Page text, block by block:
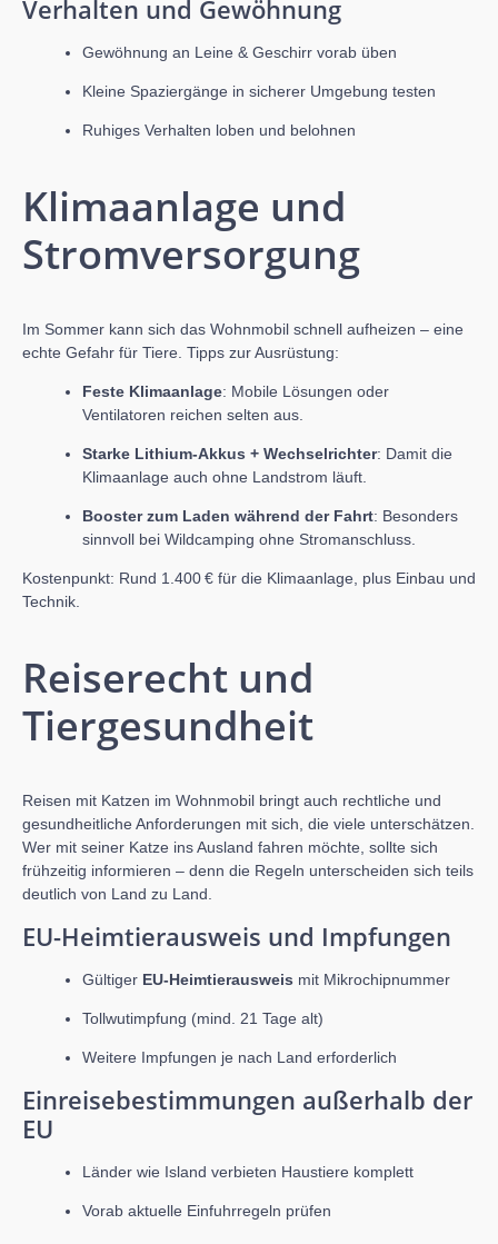
Verhalten und Gewöhnung
Gewöhnung an Leine & Geschirr vorab üben
Kleine Spaziergänge in sicherer Umgebung testen
Ruhiges Verhalten loben und belohnen
Klimaanlage und
Stromversorgung
Im Sommer kann sich das Wohnmobil schnell aufheizen – eine
echte Gefahr für Tiere. Tipps zur Ausrüstung:
Feste Klimaanlage: Mobile Lösungen oder
Ventilatoren reichen selten aus.
Starke Lithium-Akkus + Wechselrichter: Damit die
Klimaanlage auch ohne Landstrom läuft.
Booster zum Laden während der Fahrt: Besonders
sinnvoll bei Wildcamping ohne Stromanschluss.
Kostenpunkt: Rund 1.400 € für die Klimaanlage, plus Einbau und
Technik.
Reiserecht und
Tiergesundheit
Reisen mit Katzen im Wohnmobil bringt auch rechtliche und
gesundheitliche Anforderungen mit sich, die viele unterschätzen.
Wer mit seiner Katze ins Ausland fahren möchte, sollte sich
frühzeitig informieren – denn die Regeln unterscheiden sich teils
deutlich von Land zu Land.
EU-Heimtierausweis und Impfungen
Gültiger EU-Heimtierausweis mit Mikrochipnummer
Tollwutimpfung (mind. 21 Tage alt)
Weitere Impfungen je nach Land erforderlich
Einreisebestimmungen außerhalb der
EU
Länder wie Island verbieten Haustiere komplett
Vorab aktuelle Einfuhrregeln prüfen